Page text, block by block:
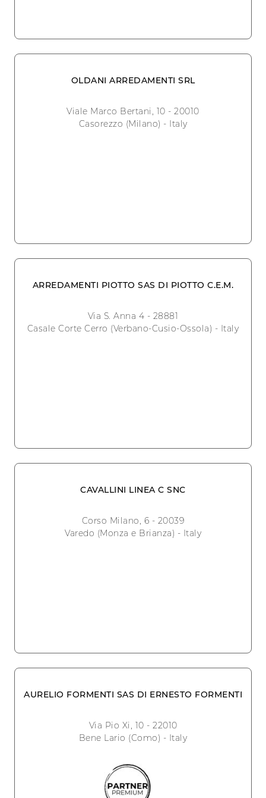
OLDANI ARREDAMENTI SRL
Viale Marco Bertani, 10 - 20010
Casorezzo (Milano) - Italy
ARREDAMENTI PIOTTO SAS DI PIOTTO C.E.M.
Via S. Anna 4 - 28881
Casale Corte Cerro (Verbano-Cusio-Ossola) - Italy
CAVALLINI LINEA C SNC
Corso Milano, 6 - 20039
Varedo (Monza e Brianza) - Italy
AURELIO FORMENTI SAS DI ERNESTO FORMENTI
Via Pio Xi, 10 - 22010
Bene Lario (Como) - Italy